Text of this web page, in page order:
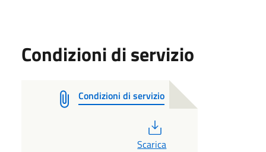
Condizioni di servizio
Condizioni di servizio
Scarica